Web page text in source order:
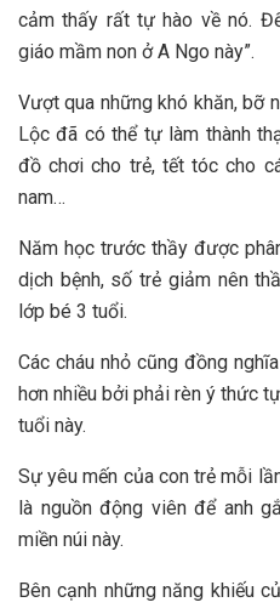
cảm thấy rất tự hào về nó.
giáo mầm non ở A Ngo này”.
Vượt qua những khó khăn, bỡ
Lộc đã có thể tự làm thành
đồ chơi cho trẻ, tết tóc cho
nam…
Năm học trước thầy được
dịch bệnh, số trẻ giảm nên
lớp bé 3 tuổi.
Các cháu nhỏ cũng đồng
hơn nhiều bởi phải rèn ý thức
tuổi này.
Sự yêu mến của con trẻ mỗi
là nguồn động viên để anh
miền núi này.
Bên cạnh những năng khiếu